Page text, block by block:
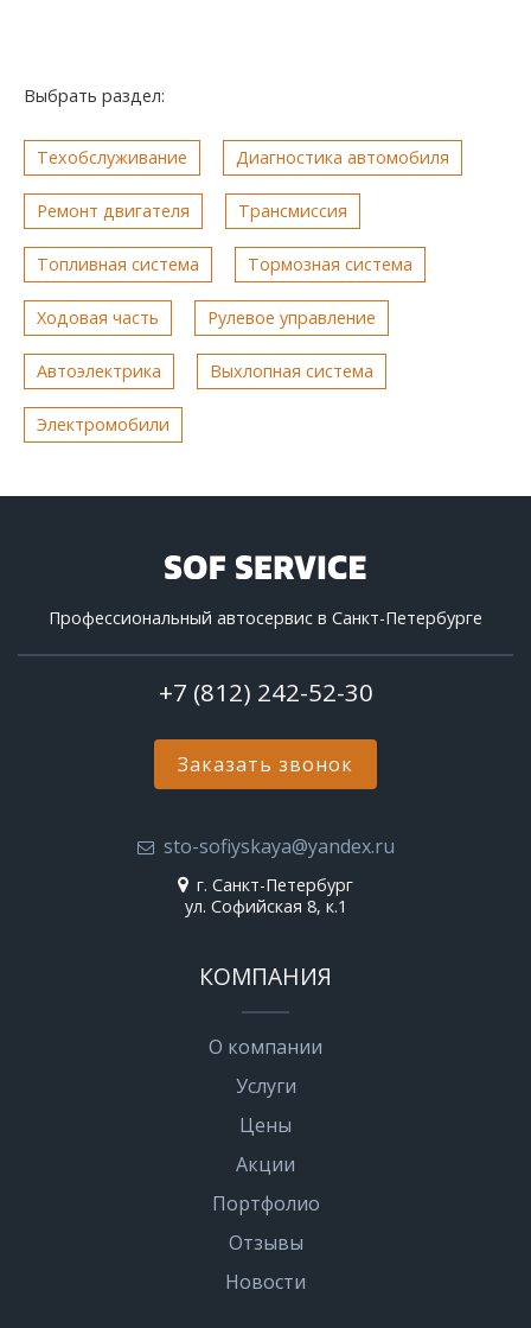
Выбрать раздел:
Техобслуживание Диагностика автомобиля
Ремонт двигателя Трансмиссия
Топливная система Тормозная система
Ходовая часть Рулевое управление
Автоэлектрика Выхлопная система
Электромобили
Профессиональный автосервис в Санкт-Петербурге
+7 (812) 242-52-30
Заказать звонок
sto-sofiyskaya@yandex.ru
г. Санкт-Петербург
ул. Софийская 8, к.1
КОМПАНИЯ
О компании
Услуги
Цены
Акции
Портфолио
Отзывы
Новости